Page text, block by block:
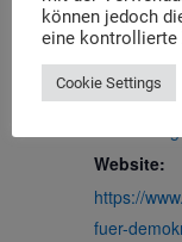
Eintritt:
5€
Website:
https://
fuer-
können jedoch
eine kontrollierte
Cookie Settings